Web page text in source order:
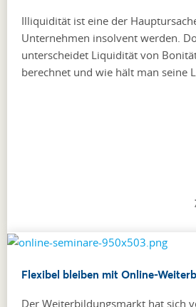
Illiquidität ist eine der
Unternehmen insolvent werden.
unterscheidet Liquidität von
berechnet und wie hält man seine
Flexibel bleiben mit Online-
Der Weiterbildungsmarkt hat sich